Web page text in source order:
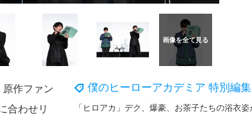
僕のヒーローアカデミア 特別編集
作ファン
合わせリ